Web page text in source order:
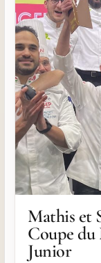
Mathis et
Coupe du
Junior